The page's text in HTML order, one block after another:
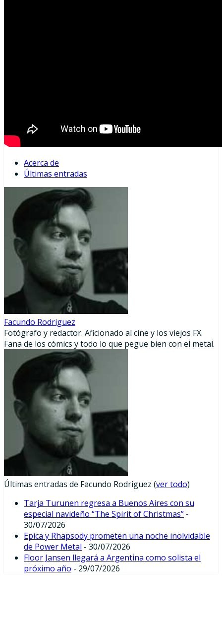
Acerca de
Últimas entradas
Facundo Rodriguez
Fotógrafo y redactor. Aficionado al cine y los viejos FX.
Fana de los cómics y todo lo que pegue bien con el metal.
Últimas entradas de Facundo Rodriguez (ver todo)
Tarja Turunen regresa a Buenos Aires con su
especial navideño “The Spirit of Christmas” -
30/07/2026
Epica y Rhapsody prometen una noche inolvidable
de Power Metal - 30/07/2026
Floor Jansen llegará a Argentina como solista el
próximo año - 29/07/2026